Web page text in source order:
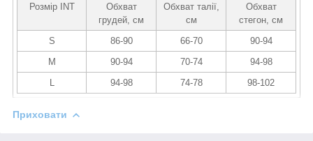
Розмір INT
Обхват
грудей, см
Обхват талії,
см
Обхват
стегон, см
S
86-90 66-70
90-94
M
90-94 70-74
94-98
94-98 74-78 98-102
Приховати